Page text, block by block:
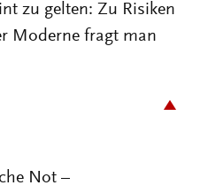
zu gelten: Zu Risiken
Moderne fragt man
Not –